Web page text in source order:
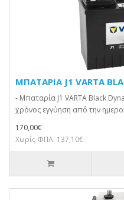
ΜΠΑΤΑΡΙΑ J1 VARTA
- Μπαταρία J1 VARTA Black
χρόνος εγγύηση από την
170,00€
Χωρίς ΦΠΑ: 137,10€